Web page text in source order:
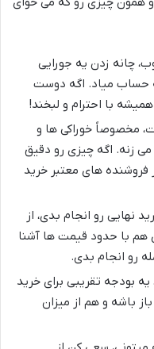
چانه زدن یه جورایی
حساب میاد. اگه دوست
با احترام و لبخند!
مخصوصاً خوراکی ها و
زنه. اگه چیزی رو دقیق
فروشنده های معتبر خرید
نهایی رو انجام بدی، از
هم با حدود قیمت ها آشنا
رو انجام بدی.
یه بودجه تقریبی برای خرید
باشه و هم از میزان